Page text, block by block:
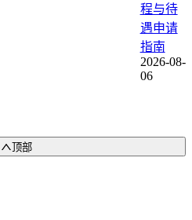
程与待
遇申请
指南
2026-08-
06
顶部